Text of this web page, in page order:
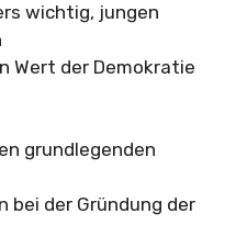
wichtig, jungen
Wert der Demokratie
grundlegenden
bei der Gründung der